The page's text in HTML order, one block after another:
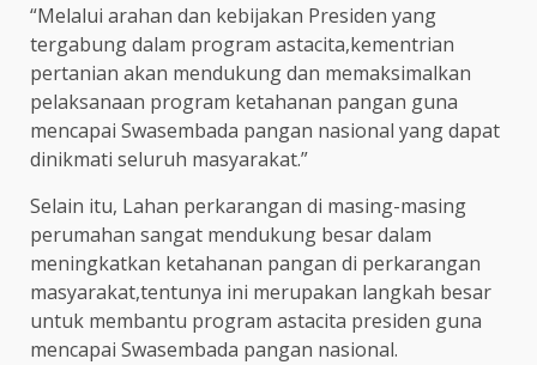
“Melalui arahan dan kebijakan Presiden yang
tergabung dalam program astacita,kementrian
pertanian akan mendukung dan memaksimalkan
pelaksanaan program ketahanan pangan guna
mencapai Swasembada pangan nasional yang dapat
dinikmati seluruh masyarakat.”
Selain itu, Lahan perkarangan di masing-masing
perumahan sangat mendukung besar dalam
meningkatkan ketahanan pangan di perkarangan
masyarakat,tentunya ini merupakan langkah besar
untuk membantu program astacita presiden guna
mencapai Swasembada pangan nasional.